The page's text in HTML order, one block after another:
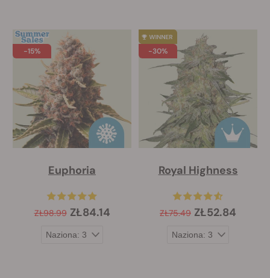
-15%
Euphoria
ZŁ98.99 ZŁ84.14
-30%
Royal Highness
ZŁ75.49 ZŁ52.84